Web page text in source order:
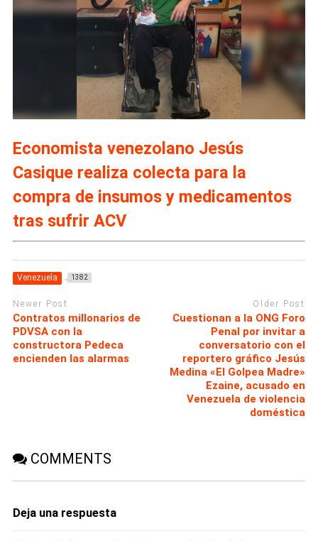
Economista venezolano Jesús
Casique realiza colecta para la
compra de insumos y medicamentos
tras sufrir ACV
Venezuela 1382
Newer Post
Contratos millonarios de
PDVSA con la
constructora Pedeca
encienden las alarmas
Older Post
Cuestionan a la ONG Foro
Penal por invitar a
conversatorio con el
reportero gráfico Jesús
Medina «El Golpea Madre»
Ezaine, acusado en
Venezuela de violencia
doméstica
COMMENTS
Deja una respuesta